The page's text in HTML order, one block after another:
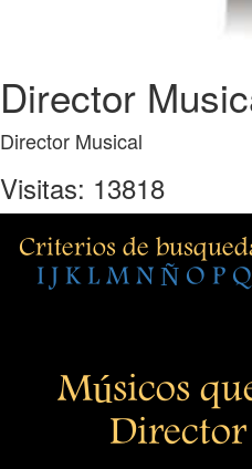
Director
Director Musical
Visitas: 13818
Criterios de
I J K L M N Ñ O P Q
Músicos